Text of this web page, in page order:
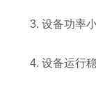
3. 设备功率小
4. 设备运行稳